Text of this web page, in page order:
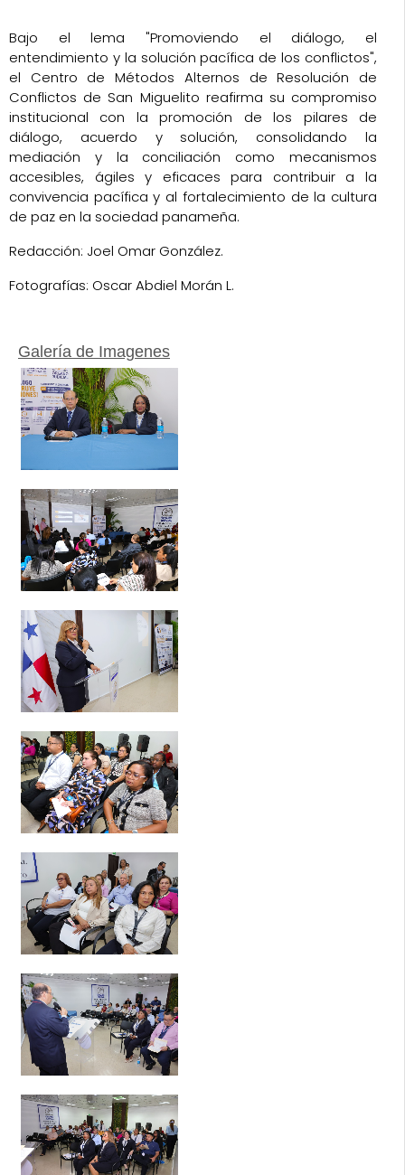
Bajo el lema "Promoviendo el diálogo, el
entendimiento y la solución pacífica de los conflictos",
el Centro de Métodos Alternos de Resolución de
Conflictos de San Miguelito reafirma su compromiso
institucional con la promoción de los pilares de
diálogo, acuerdo y solución, consolidando la
mediación y la conciliación como mecanismos
accesibles, ágiles y eficaces para contribuir a la
convivencia pacífica y al fortalecimiento de la cultura
de paz en la sociedad panameña.
Redacción: Joel Omar González.
Fotografías: Oscar Abdiel Morán L.
Galería de Imagenes